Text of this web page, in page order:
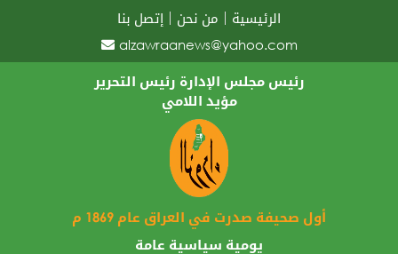
الرئيسية من نحن
إتصل بنا
alzawraanews@yahoo.com
رئيس مجلس الإدارة رئيس التحرير
مؤيد اللامي
أول صحيفة صدرت في العراق عام 1869 م
يومية سياسية عامة